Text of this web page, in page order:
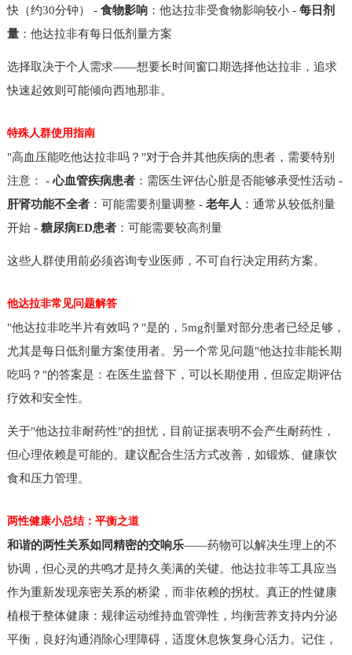
快（约30分钟） - 食物影响：他达拉非受食物影响较小 - 每日剂
量：他达拉非有每日低剂量方案
选择取决于个人需求——想要长时间窗口期选择他达拉非，追求
快速起效则可能倾向西地那非。
特殊人群使用指南
"高血压能吃他达拉非吗？"对于合并其他疾病的患者，需要特别
注意： -心血管疾病患者：需医生评估心脏是否能够承受性活动 -
肝肾功能不全者：可能需要剂量调整 - 老年人 ：通常从较低剂量
开始 - 糖尿病ED患者：可能需要较高剂量
这些人群使用前必须咨询专业医师，不可自行决定用药方案。
他达拉非常见问题解答
"他达拉非吃半片有效吗？"是的，5mg剂量对部分患者已经足够，
尤其是每日低剂量方案使用者。另一个常见问题"他达拉非能长期
吃吗？"的答案是：在医生监督下，可以长期使用，但应定期评估
疗效和安全性。
关于"他达拉非耐药性"的担忧，目前证据表明不会产生耐药性，
但心理依赖是可能的。建议配合生活方式改善，如锻炼、健康饮
食和压力管理。
两性健康小总结：平衡之道
和谐的两性关系如同精密的交响乐——药物可以解决生理上的不
协调，但心灵的共鸣才是持久美满的关键。他达拉非等工具应当
作为重新发现亲密关系的桥梁，而非依赖的拐杖。真正的性健康
植根于整体健康：规律运动维持血管弹性，均衡营养支持内分泌
平衡，良好沟通消除心理障碍，适度休息恢复身心活力。记住，